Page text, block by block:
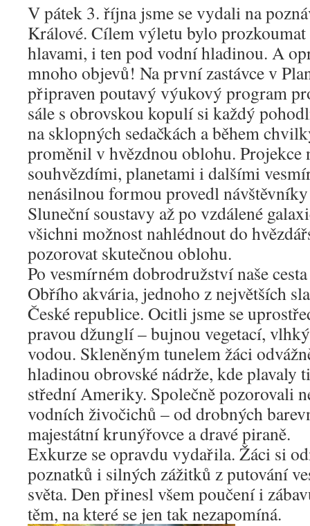
V pátek 3. října jsme se vydali na
Králové. Cílem výletu bylo prozkoumat
hlavami, i ten pod vodní hladinou. A
mnoho objevů! Na první zastávce v
připraven poutavý výukový program
sále s obrovskou kopulí si každý
na sklopných sedačkách a během
proměnil v hvězdnou oblohu. Projekce
souhvězdími, planetami i dalšími
nenásilnou formou provedl
Sluneční soustavy až po vzdálené
všichni možnost nahlédnout do
pozorovat skutečnou oblohu.
Po vesmírném dobrodružství naše
Obřího akvária, jednoho z největších
České republice. Ocitli jsme se
pravou džunglí – bujnou vegetací,
vodou. Skleněným tunelem žáci
hladinou obrovské nádrže, kde plavaly
střední Ameriky. Společně pozorovali
vodních živočichů – od drobných
majestátní krunýřovce a dravé piraně.
Exkurze se opravdu vydařila. Žáci si
poznatků i silných zážitků z putování
světa. Den přinesl všem poučení i
těm, na které se jen tak nezapomíná.